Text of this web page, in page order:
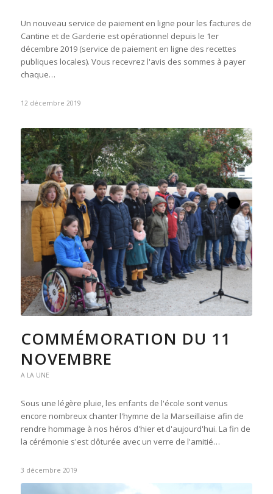
Un nouveau service de paiement en ligne pour les factures de
Cantine et de Garderie est opérationnel depuis le 1er
décembre 2019 (service de paiement en ligne des recettes
publiques locales). Vous recevrez l'avis des sommes à payer
chaque…
12 décembre 2019
COMMÉMORATION DU 11
NOVEMBRE
A LA UNE
Sous une légère pluie, les enfants de l'école sont venus
encore nombreux chanter l'hymne de la Marseillaise afin de
rendre hommage à nos héros d'hier et d'aujourd'hui. La fin de
la cérémonie s'est clôturée avec un verre de l'amitié…
3 décembre 2019